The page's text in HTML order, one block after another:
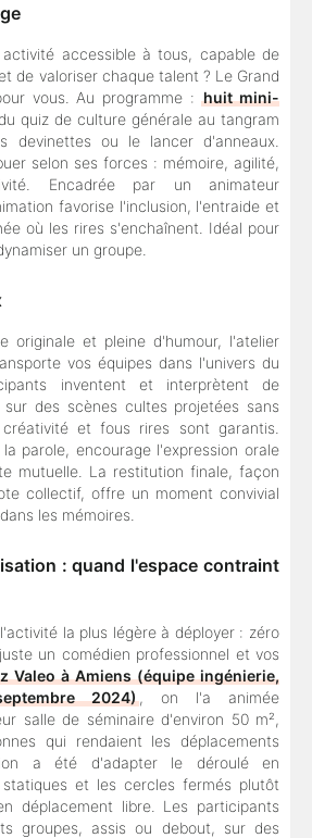
accessible à tous, capable de
de valoriser chaque talent ? Le Grand
vous. Au programme :huit mini-
quiz de culture générale au tangram
devinettes ou le lancer d'anneaux.
selon ses forces : mémoire, agilité,
Encadrée par un animateur
favorise l'inclusion, l'entraide et
où les rires s'enchaînent. Idéal pour
un groupe.
originale et pleine d'humour, l'atelier
vos équipes dans l'univers du
inventent et interprètent de
sur des scènes cultes projetées sans
et fous rires sont garantis.
parole, encourage l'expression orale
mutuelle. La restitution finale, façon
collectif, offre un moment convivial
les mémoires.
: quand l'espace contraint
la plus légère à déployer : zéro
un comédien professionnel et vos
Valeo à Amiens (équipe ingénierie,
2024) , on l'a animée
salle de séminaire d'environ 50 m²,
qui rendaient les déplacements
a été d'adapter le déroulé en
et les cercles fermés plutôt
déplacement libre. Les participants
groupes, assis ou debout, sur des